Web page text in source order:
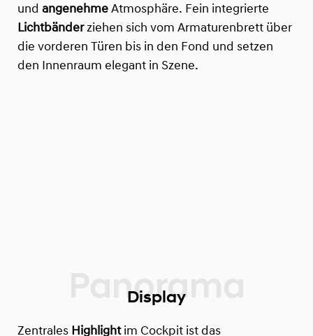
und angenehme Atmosphäre. Fein integrierte
Lichtbänderziehen sich vom Armaturenbrett über
die vorderen Türen bis in den Fond und setzen
den Innenraum elegant in Szene.
Display
Zentrales Highlight im Cockpit ist das